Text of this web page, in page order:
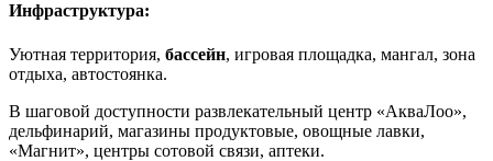
Инфраструктура:
Уютная территория, бассейн, игровая площадка, мангал, зона
отдыха, автостоянка.
В шаговой доступности развлекательный центр «АкваЛоо»,
дельфинарий, магазины продуктовые, овощные лавки,
«Магнит», центры сотовой связи, аптеки.